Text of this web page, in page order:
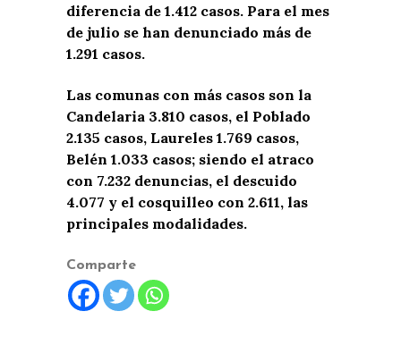
diferencia de 1.412 casos. Para el mes
de julio se han denunciado más de
1.291 casos.
Las comunas con más casos son la
Candelaria 3.810 casos, el Poblado
2.135 casos, Laureles 1.769 casos,
Belén 1.033 casos; siendo el atraco
con 7.232 denuncias, el descuido
4.077 y el cosquilleo con 2.611, las
principales modalidades.
Comparte